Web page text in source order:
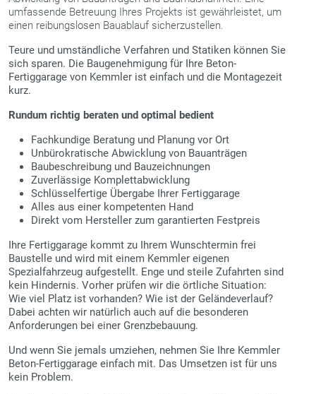
umfassende Betreuung Ihres Projekts ist gewährleistet, um
einen reibungslosen Bauablauf sicherzustellen.
Teure und umständliche Verfahren und Statiken können Sie
sich sparen. Die Baugenehmigung für Ihre Beton-
Fertiggarage von Kemmler ist einfach und die Montagezeit
kurz.
Rundum richtig beraten und optimal bedient
Fachkundige Beratung und Planung vor Ort
Unbürokratische Abwicklung von Bauanträgen
Baubeschreibung und Bauzeichnungen
Zuverlässige Komplettabwicklung
Schlüsselfertige Übergabe Ihrer Fertiggarage
Alles aus einer kompetenten Hand
Direkt vom Hersteller zum garantierten Festpreis
Ihre Fertiggarage kommt zu Ihrem Wunschtermin frei
Baustelle und wird mit einem Kemmler eigenen
Spezialfahrzeug aufgestellt. Enge und steile Zufahrten sind
kein Hindernis. Vorher prüfen wir die örtliche Situation:
Wie viel Platz ist vorhanden? Wie ist der Geländeverlauf?
Dabei achten wir natürlich auch auf die besonderen
Anforderungen bei einer Grenzbebauung.
Und wenn Sie jemals umziehen, nehmen Sie Ihre Kemmler
Beton-Fertiggarage einfach mit. Das Umsetzen ist für uns
kein Problem.